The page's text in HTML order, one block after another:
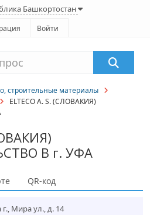
Башкортостан
Войти
строительные материалы
ELTECO A. S. (СЛОВАКИЯ)
В г. УФА
QR-код
, Мира ул., д. 14